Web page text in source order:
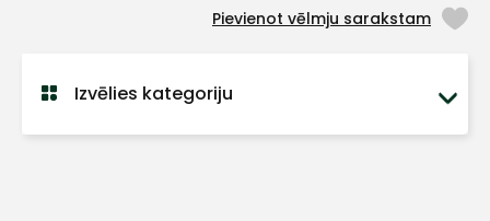
Pievienot vēlmju sarakstam
Izvēlies kategoriju